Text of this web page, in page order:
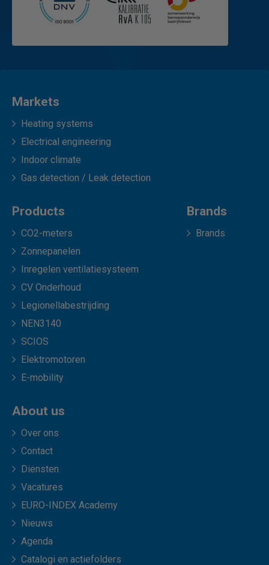
Markets
Heating systems
Electrical engineering
Indoor climate
Gas detection / Leak detection
Products
CO2-meters
Zonnepanelen
Inregelen ventilatiesysteem
CV Onderhoud
Legionellabestrijding
NEN3140
SCIOS
Elektromotoren
E-mobility
Brands
Brands
About us
Over ons
Contact
Diensten
Vacatures
EURO-INDEX Academy
Nieuws
Agenda
Catalogi en actiefolders